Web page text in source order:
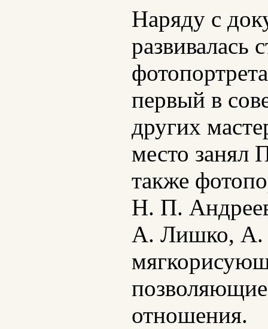
Наряду с
первый в
других
место занял
также
Н. П.
А. Лишко, А.
позволяющие
отношения.